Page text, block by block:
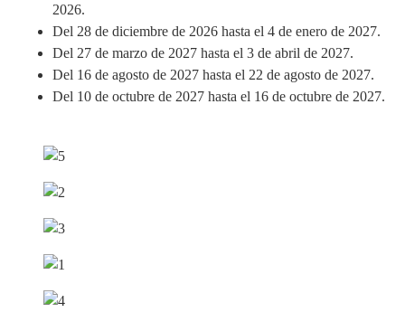
2026.
Del 28 de diciembre de 2026 hasta el 4 de enero de 2027.
Del 27 de marzo de 2027 hasta el 3 de abril de 2027.
Del 16 de agosto de 2027 hasta el 22 de agosto de 2027.
Del 10 de octubre de 2027 hasta el 16 de octubre de 2027.